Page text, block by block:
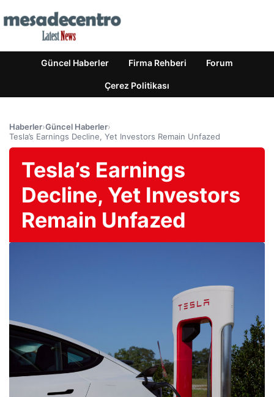
Güncel Haberler Firma Rehberi Forum
Çerez Politikası
Haberler›Güncel Haberler›
Tesla’s Earnings Decline, Yet Investors Remain Unfazed
Tesla’s Earnings
Decline, Yet Investors
Remain Unfazed